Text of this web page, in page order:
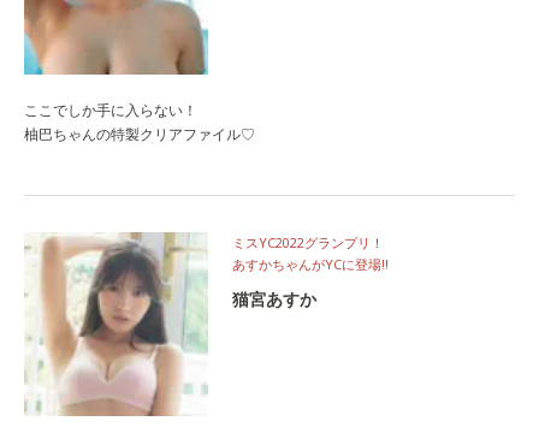
ここでしか手に入らない！
柚巴ちゃんの特製クリアファイル♡
ミスYC2022グランプリ！
あすかちゃんがYCに登場‼
猫宮あすか